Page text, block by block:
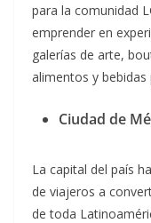
para la comunidad
emprender en
galerías de arte,
alimentos y
Ciudad de
La capital del país
de viajeros a
de toda